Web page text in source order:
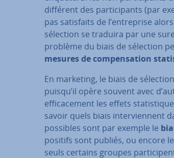
différent des par­ti­ci­pants (par
pas sa­tis­faits de l’en­tre­prise
sélection se traduira par une
problème du biais de sélection
mesures de com­pen­sa­tion
En marketing, le biais de
puisqu’il opère souvent avec
ef­fi­ca­ce­ment les effets
savoir quels biais in­ter­vien­nent
possibles sont par exemple le
positifs sont publiés, ou encore le
seuls certains groupes